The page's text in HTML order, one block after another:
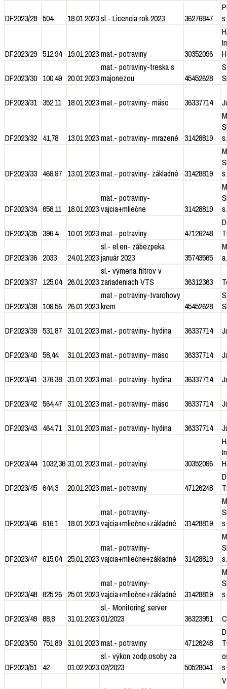
DF2023/28 504 18.01.2023sl.- Licencia rok 2023 36276847
DF2023/29 512,94 19.01.2023mat.- potraviny 30352096
DF2023/30 100,49 20.01.2023
mat.- potraviny-treska s
majonezou
45452628
DF2023/31 352,11 18.01.2023mat.- potraviny- mäso 36337714
DF2023/32 41,78 13.01.2023mat.- potraviny- mrazené 31428819
DF2023/33 469,97 13.01.2023mat.- potraviny- základné 31428819
DF2023/34 658,11 18.01.2023
mat.- potraviny-
vajcia+mliečne
31428819
DF2023/35 396,4 10.01.2023mat.- potraviny 47126248
DF2023/36 2033 24.01.2023
sl.- el.en- zábezpeka
január 2023
35743565
DF2023/37 125,04 26.01.2023
sl.- výmena filtrov v
zariadeniach VTS
36312363
DF2023/38 109,56 26.01.2023
mat.- potraviny-tvarohovy
krem
45452628
DF2023/39 531,87 31.01.2023mat.- potraviny- hydina 36337714
DF2023/40 58,44 31.01.2023mat.- potraviny- mäso 36337714
DF2023/41 376,38 31.01.2023mat.- potraviny- hydina 36337714
DF2023/42 564,47 31.01.2023mat.- potraviny- mäso 36337714
DF2023/43 464,71 31.01.2023mat.- potraviny- hydina 36337714
DF2023/44 1032,3631.01.2023mat.- potraviny 30352096
DF2023/45 644,3 20.01.2023mat.- potraviny 47126248
DF2023/46 616,1 18.01.2023
mat.- potraviny-
vajcia+mliečne+základné
31428819
DF2023/47 615,04 25.01.2023
mat.- potraviny-
vajcia+mliečne+základné
31428819
DF2023/48 825,26 25.01.2023
mat.- potraviny-
vajcia+mliečne+základné
31428819
DF2023/49 88,8 31.01.2023
sl.- Monitoring server
01/2023
36323951
DF2023/50 751,89 31.01.2023mat.- potraviny 47126248
DF2023/51 42 01.02.2023
sl.- výkon zodp.osoby za
02/2023
50528041